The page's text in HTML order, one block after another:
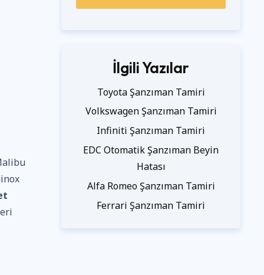
İlgili Yazılar
Toyota Şanzıman Tamiri
Volkswagen Şanzıman Tamiri
Infiniti Şanzıman Tamiri
EDC Otomatik Şanzıman Beyin
Hatası
Alfa Romeo Şanzıman Tamiri
Ferrari Şanzıman Tamiri